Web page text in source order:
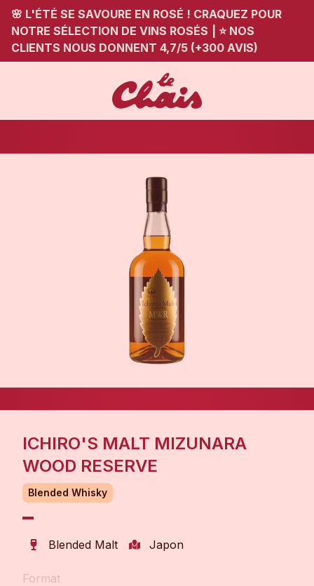
🌸 L'ÉTÉ SE SAVOURE EN ROSÉ ! CRAQUEZ POUR
NOTRE SÉLECTION DE VINS ROSÉS
⭐ NOS
CLIENTS NOUS DONNENT 4,7/5 (+300 AVIS)
ICHIRO'S MALT MIZUNARA
WOOD RESERVE
Blended Whisky
Blended Malt Japon
Format